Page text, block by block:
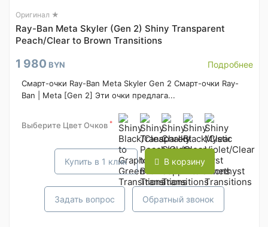
Оригинал ★
Ray-Ban Meta Skyler (Gen 2) Shiny Transparent
Peach/Clear to Brown Transitions
1 980 BYN Подробнее
Смарт-очки Ray-Ban Meta Skyler Gen 2 Смарт-очки Ray-
Ban | Meta [Gen 2] Эти очки предлага...
Выберите Цвет Очков *
Купить в 1 клик В корзину
Задать вопрос Обратный звонок